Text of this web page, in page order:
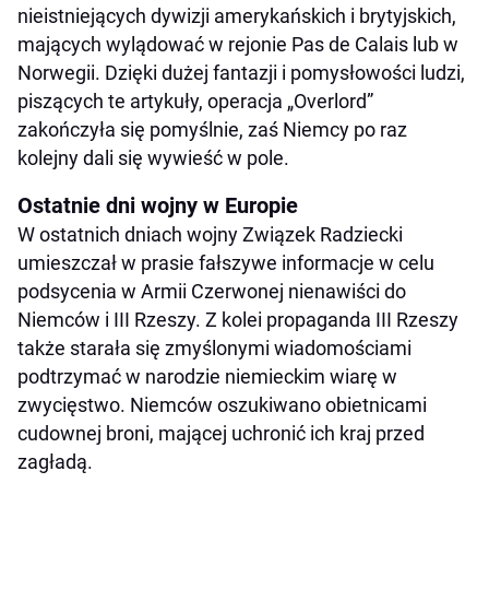
nieistniejących dywizji amerykańskich i brytyjskich,
mających wylądować w rejonie Pas de Calais lub w
Norwegii. Dzięki dużej fantazji i pomysłowości ludzi,
piszących te artykuły, operacja „Overlord”
zakończyła się pomyślnie, zaś Niemcy po raz
kolejny dali się wywieść w pole.
Ostatnie dni wojny w Europie
W ostatnich dniach wojny Związek Radziecki
umieszczał w prasie fałszywe informacje w celu
podsycenia w Armii Czerwonej nienawiści do
Niemców i III Rzeszy. Z kolei propaganda III Rzeszy
także starała się zmyślonymi wiadomościami
podtrzymać w narodzie niemieckim wiarę w
zwycięstwo. Niemców oszukiwano obietnicami
cudownej broni, mającej uchronić ich kraj przed
zagładą.